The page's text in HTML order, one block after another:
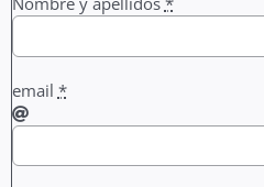
email *